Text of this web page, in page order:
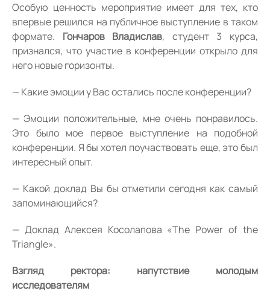
Особую ценность мероприятие имеет для тех, кто
впервые решился на публичное выступление в таком
формате. Гончаров Владислав, студент 3 курса,
признался, что участие в конференции открыло для
него новые горизонты.
— Какие эмоции у Вас остались после конференции?
— Эмоции положительные, мне очень понравилось.
Это было мое первое выступление на подобной
конференции. Я бы хотел поучаствовать еще, это был
интересный опыт.
— Какой доклад Вы бы отметили сегодня как самый
запоминающийся?
— Доклад Алексея Косолапова «The Power of the
Triangle».
Взгляд ректора: напутствие молодым
исследователям